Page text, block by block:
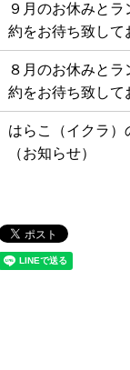
９月のお休みと
約をお待ち致して
８月のお休みと
約をお待ち致して
はらこ（イクラ）
（お知らせ）